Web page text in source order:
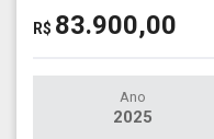
R$ 83.900,00
Ano
2025